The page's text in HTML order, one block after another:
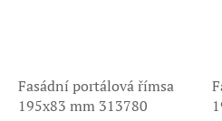
Fasádní portálová římsa
195x83 mm 313780